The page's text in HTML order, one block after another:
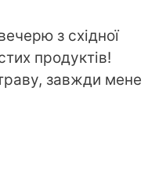
з східної
продуктів!
завжди мене